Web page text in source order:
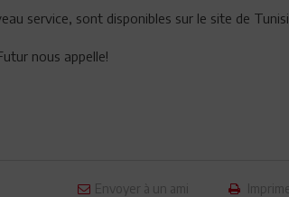
service, sont disponibles sur le site de
nous appelle!
Envoyer à un ami